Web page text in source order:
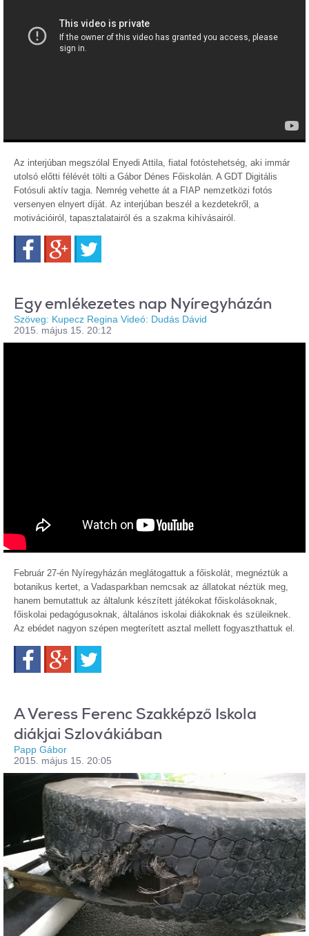
Az interjúban megszólal Enyedi Attila, fiatal fotóstehetség, aki immár
utolsó előtti félévét tölti a Gábor Dénes Főiskolán. A GDT Digitális
Fotósuli aktív tagja. Nemrég vehette át a FIAP nemzetközi fotós
versenyen elnyert díját. Az interjúban beszél a kezdetekről, a
motivációiról, tapasztalatairól és a szakma kihívásairól.
FacebookGoogle+
Egy emlékezetes nap Nyíregyházán
Szöveg: Kupecz Regina Videó: Dudás Dávid
2015. május 15. 20:12
Február 27-én Nyíregyházán meglátogattuk a főiskolát, megnéztük a
botanikus kertet, a Vadasparkban nemcsak az állatokat néztük meg,
hanem bemutattuk az általunk készített játékokat főiskolásoknak,
főiskolai pedagógusoknak, általános iskolai diákoknak és szüleiknek.
Az ebédet nagyon szépen megterített asztal mellett fogyaszthattuk el.
FacebookGoogle+
A Veress Ferenc Szakképző Iskola
diákjai Szlovákiában
Papp Gábor
2015. május 15. 20:05